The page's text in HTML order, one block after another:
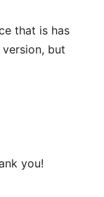
that is has
but
you!